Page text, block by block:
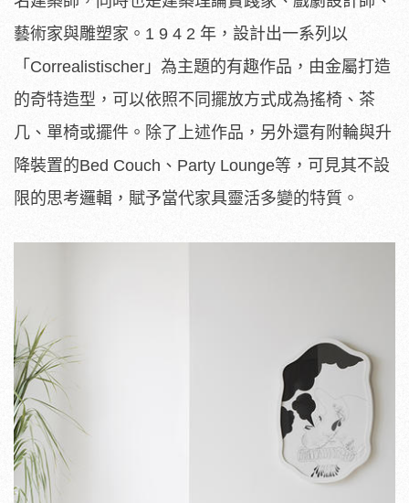
藝術家與雕塑家。1 9 4 2 年，設計出一系列以
「Correalistischer」為主題的有趣作品，由金屬打造
的奇特造型，可以依照不同擺放方式成為搖椅、茶
几、單椅或擺件。除了上述作品，另外還有附輪與升
降裝置的Bed Couch、Party Lounge等，可見其不設
限的思考邏輯，賦予當代家具靈活多變的特質。